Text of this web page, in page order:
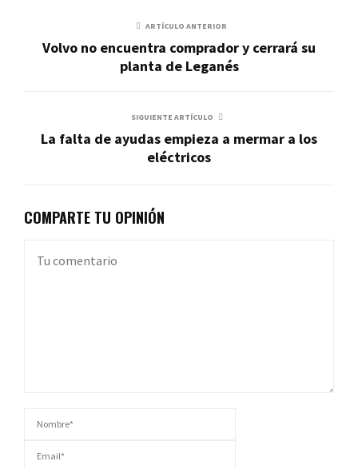
ARTÍCULO ANTERIOR
Volvo no encuentra comprador y cerrará su
planta de Leganés
SIGUIENTE ARTÍCULO
La falta de ayudas empieza a mermar a los
eléctricos
COMPARTE TU OPINIÓN